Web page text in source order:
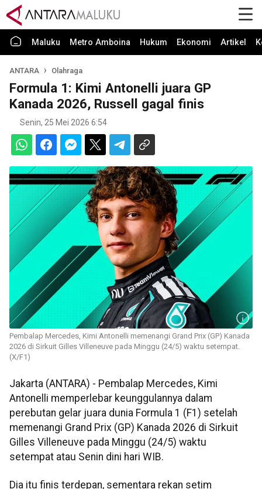
Maluku Metro Amboina Hukum Ekonomi Artikel
ANTARA Olahraga
Formula 1: Kimi Antonelli juara GP
Kanada 2026, Russell gagal finis
Senin, 25 Mei 2026 6:54
Pembalap Mercedes, Kimi Antonelli memenangi Grand Prix (GP) Kanada
2026 di Sirkuit Gilles Villeneuve pada Minggu (24/5) waktu setempat.
(X/F1)
Jakarta (ANTARA) - Pembalap Mercedes, Kimi
Antonelli memperlebar keunggulannya dalam
perebutan gelar juara dunia Formula 1 (F1) setelah
memenangi Grand Prix (GP) Kanada 2026 di Sirkuit
Gilles Villeneuve pada Minggu (24/5) waktu
setempat atau Senin dini hari WIB.
Dia itu finis terdepan, sementara rekan setim